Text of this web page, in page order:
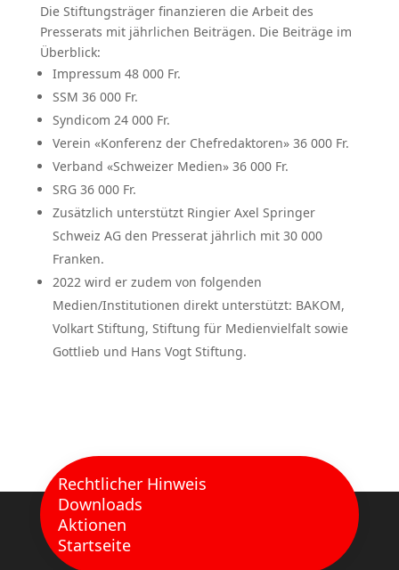
Die Stiftungsträger finanzieren die Arbeit des
Presserats mit jährlichen Beiträgen. Die Beiträge im
Überblick:
Impressum 48 000 Fr.
SSM 36 000 Fr.
Syndicom 24 000 Fr.
Verein «Konferenz der Chefredaktoren» 36 000 Fr.
Verband «Schweizer Medien» 36 000 Fr.
SRG 36 000 Fr.
Zusätzlich unterstützt Ringier Axel Springer
Schweiz AG den Presserat jährlich mit 30 000
Franken.
2022 wird er zudem von folgenden
Medien/Institutionen direkt unterstützt: BAKOM,
Volkart Stiftung, Stiftung für Medienvielfalt sowie
Gottlieb und Hans Vogt Stiftung.
Rechtlicher Hinweis
Downloads
Aktionen
Startseite